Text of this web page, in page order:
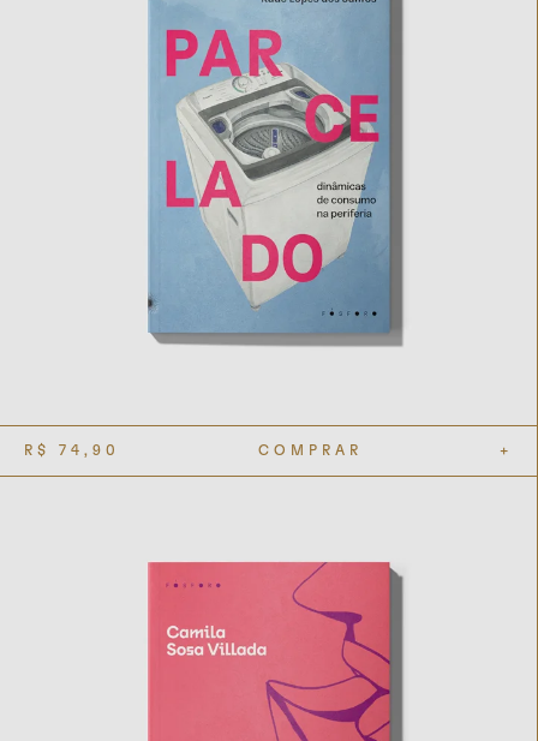
R$ 74,90 COMPRAR +